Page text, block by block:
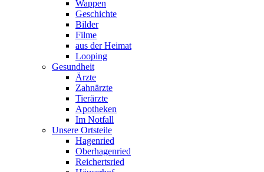
Wappen
Geschichte
Bilder
Filme
aus der Heimat
Looping
Gesundheit
Ärzte
Zahnärzte
Tierärzte
Apotheken
Im Notfall
Unsere Ortsteile
Hagenried
Oberhagenried
Reichertsried